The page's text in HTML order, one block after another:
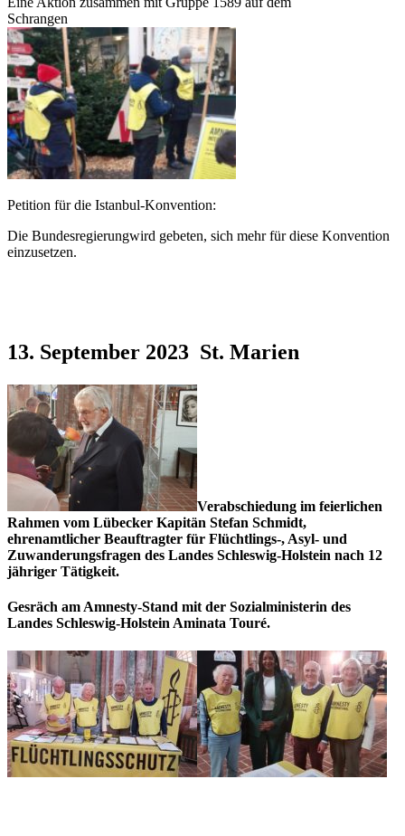
Schrangen
Petition für die Istanbul-Konvention:
Die Bundesregierungwird gebeten, sich mehr für diese Konvention
einzusetzen.
13. September 2023 St. Marien
Verabschiedung im feierlichen
Rahmen vom Lübecker Kapitän Stefan Schmidt,
ehrenamtlicher Beauftragter für Flüchtlings-, Asyl- und
Zuwanderungsfragen des Landes Schleswig-Holstein nach 12
jähriger Tätigkeit.
Gesräch am Amnesty-Stand mit der Sozialministerin des
Landes Schleswig-Holstein Aminata Touré.